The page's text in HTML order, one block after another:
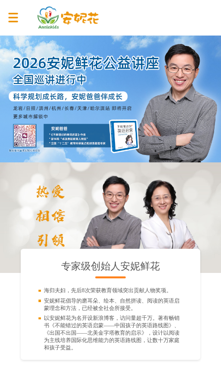
专家级创始人安妮鲜花
海归夫妇，先后8次荣获教育领域突出贡献人物奖项。
安妮鲜花倡导的磨耳朵、绘本、自然拼读、阅读的英语启
蒙理念和方法，已经被全社会所接受。
以安妮鲜花为名开设新浪博客，访问量超千万。著有畅销
书《不能错过的英语启蒙——中国孩子的英语路线图》、
《出国不出国——北美金字塔教育的启示》，设计以阅读
为主线培养国际化思维能力的英语路线图，让数十万家庭
和孩子受益。